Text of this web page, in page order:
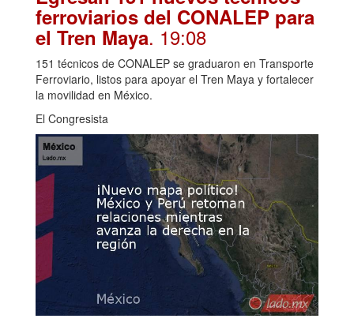
ferroviarios del CONALEP para
el Tren Maya. 19:08
151 técnicos de CONALEP se graduaron en Transporte
Ferroviario, listos para apoyar el Tren Maya y fortalecer
la movilidad en México.
El Congresista